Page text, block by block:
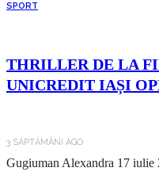
SPORT
THRILLER DE LA
UNICREDIT IAȘI
3 SĂPTĂMÂNI AGO
Gugiuman Alexandra 17 iulie